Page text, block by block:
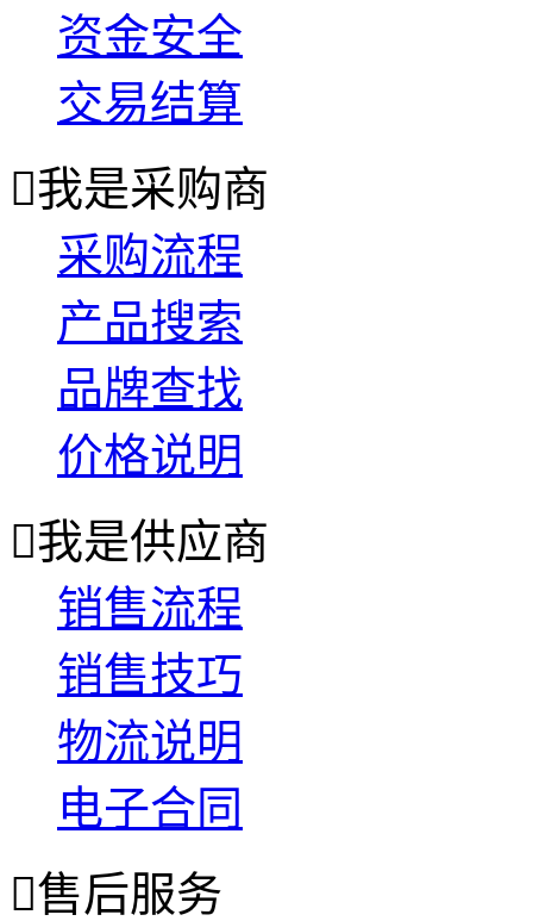
资金安全
交易结算
我是采购商
采购流程
产品搜索
品牌查找
价格说明
我是供应商
销售流程
销售技巧
物流说明
电子合同
售后服务